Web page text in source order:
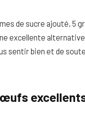
de sucre ajouté, 5
excellente
sentir bien et de